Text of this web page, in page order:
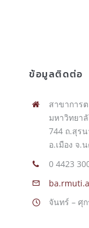
การประกันคุณภาพฯ
บริการบุคลากร
บริการนักศึกษา
ข้อมูลติดต่อ
สาขาการ
มหาวิทยา
744 ถ.สุร
อ.เมือง จ.
0 4423
จันทร์ – ศุ